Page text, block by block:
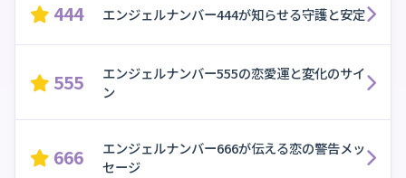
444 エンジェルナンバー444が知らせる守護と安定
555
エンジェルナンバー555の恋愛運と変化のサイ
ン
666
エンジェルナンバー666が伝える恋の警告メッ
セージ